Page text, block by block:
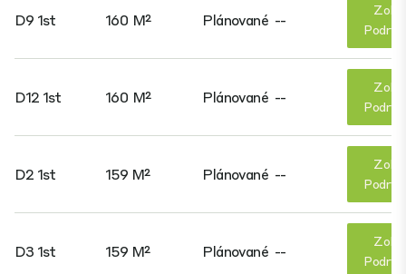
D9 1st 160 M² Plánované --
D12 1st 160 M² Plánované --
D2 1st 159 M² Plánované --
D3 1st 159 M² Plánované --